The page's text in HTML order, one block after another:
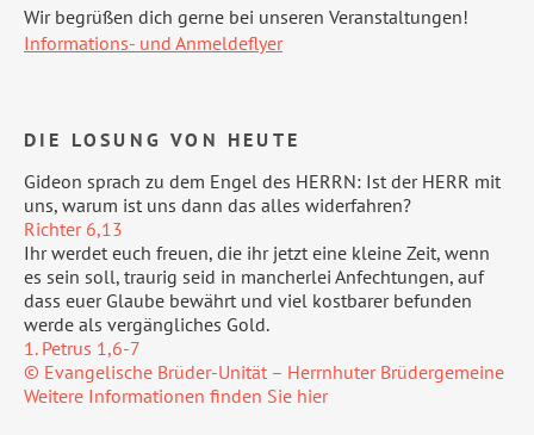
Wir begrüßen dich gerne bei unseren Veranstaltungen!
Informations- und Anmeldeflyer
DIE LOSUNG VON HEUTE
Gideon sprach zu dem Engel des HERRN: Ist der HERR mit
uns, warum ist uns dann das alles widerfahren?
Richter 6,13
Ihr werdet euch freuen, die ihr jetzt eine kleine Zeit, wenn
es sein soll, traurig seid in mancherlei Anfechtungen, auf
dass euer Glaube bewährt und viel kostbarer befunden
werde als vergängliches Gold.
1. Petrus 1,6-7
© Evangelische Brüder-Unität – Herrnhuter Brüdergemeine
Weitere Informationen finden Sie hier